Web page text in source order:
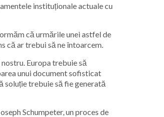
instituționale actuale cu
că urmările unei astfel de
că ar trebui să ne întoarcem.
Europa trebuie să
unui document sofisticat
soluție trebuie să fie generată
Schumpeter, un proces de